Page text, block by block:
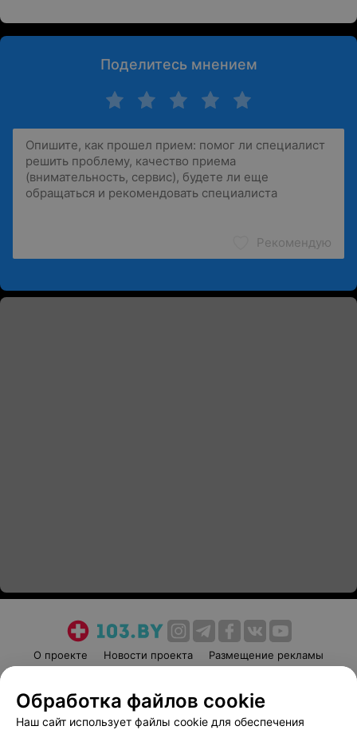
Поделитесь мнением
Рекомендую
О проекте Новости проекта
Размещение рекламы
Пользовательское соглашение
Способы оплаты
Вакансии
Партнеры
Обработка файлов cookie
Наш сайт использует файлы cookie для обеспечения